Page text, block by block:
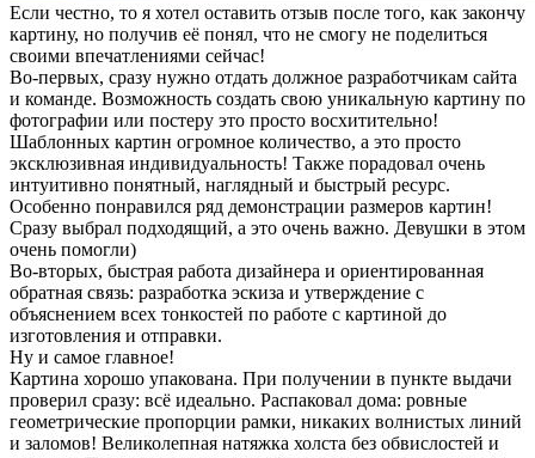
Если честно, то я хотел оставить отзыв после того, как закончу
картину, но получив её понял, что не смогу не поделиться
своими впечатлениями сейчас!
Во-первых, сразу нужно отдать должное разработчикам сайта
и команде. Возможность создать свою уникальную картину по
фотографии или постеру это просто восхитительно!
Шаблонных картин огромное количество, а это просто
эксклюзивная индивидуальность! Также порадовал очень
интуитивно понятный, наглядный и быстрый ресурс.
Особенно понравился ряд демонстрации размеров картин!
Сразу выбрал подходящий, а это очень важно. Девушки в этом
очень помогли)
Во-вторых, быстрая работа дизайнера и ориентированная
обратная связь: разработка эскиза и утверждение с
объяснением всех тонкостей по работе с картиной до
изготовления и отправки.
Ну и самое главное!
Картина хорошо упакована. При получении в пункте выдачи
проверил сразу: всё идеально. Распаковал дома: ровные
геометрические пропорции рамки, никаких волнистых линий
и заломов! Великолепная натяжка холста без обвислостей и